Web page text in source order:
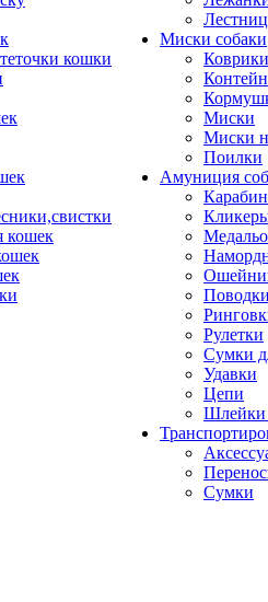
кошки
кошек
Миски собаки
Миски
Миски
Поилки
Амуниция
Рулетки
Сумки
Удавки
Цепи
Шлейки
Сумки